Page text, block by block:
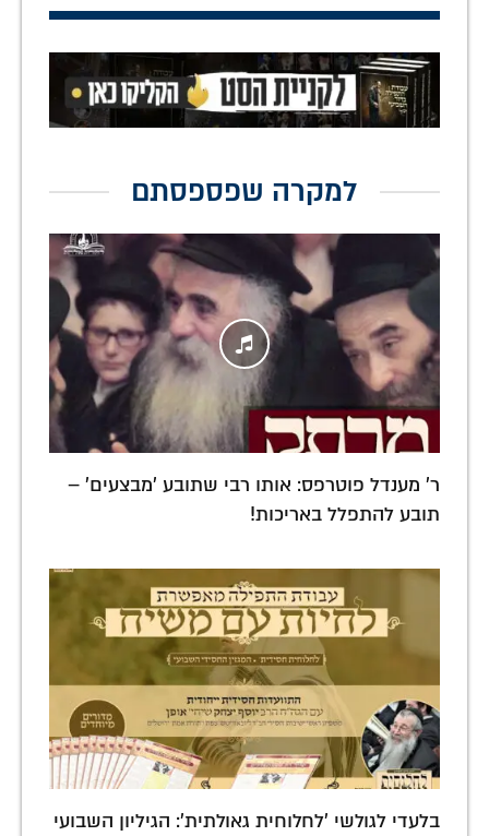
למקרה שפספסתם
ר' מענדל פוטרפס: אותו רבי שתובע 'מבצעים' –
תובע להתפלל באריכות!
בלעדי לגולשי 'לחלוחית גאולתית': הגיליון השבועי